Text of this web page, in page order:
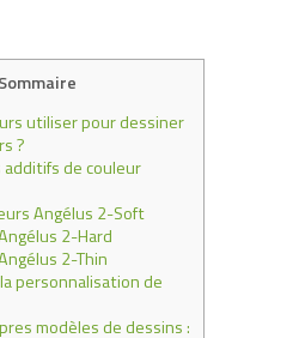
Sommaire
utiliser pour dessiner
?
de couleur
Angélus 2-Soft
2-Hard
2-Thin
personnalisation de
modèles de dessins :